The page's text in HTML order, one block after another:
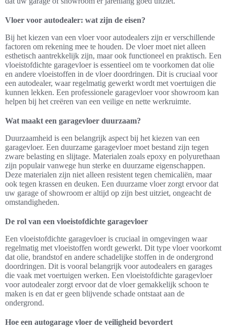
Vloer voor autodealer: wat zijn de eisen?
Bij het kiezen van een vloer voor autodealers zijn er verschillende
factoren om rekening mee te houden. De vloer moet niet alleen
esthetisch aantrekkelijk zijn, maar ook functioneel en praktisch. Een
vloeistofdichte garagevloer is essentieel om te voorkomen dat olie
en andere vloeistoffen in de vloer doordringen. Dit is cruciaal voor
een autodealer, waar regelmatig gewerkt wordt met voertuigen die
kunnen lekken. Een professionele garagevloer voor showroom kan
helpen bij het creëren van een veilige en nette werkruimte.
Wat maakt een garagevloer duurzaam?
Duurzaamheid is een belangrijk aspect bij het kiezen van een
garagevloer. Een duurzame garagevloer moet bestand zijn tegen
zware belasting en slijtage. Materialen zoals epoxy en polyurethaan
zijn populair vanwege hun sterke en duurzame eigenschappen.
Deze materialen zijn niet alleen resistent tegen chemicaliën, maar
ook tegen krassen en deuken. Een duurzame vloer zorgt ervoor dat
uw garage of showroom er altijd op zijn best uitziet, ongeacht de
omstandigheden.
De rol van een vloeistofdichte garagevloer
Een vloeistofdichte garagevloer is cruciaal in omgevingen waar
regelmatig met vloeistoffen wordt gewerkt. Dit type vloer voorkomt
dat olie, brandstof en andere schadelijke stoffen in de ondergrond
doordringen. Dit is vooral belangrijk voor autodealers en garages
die vaak met voertuigen werken. Een vloeistofdichte garagevloer
voor autodealer zorgt ervoor dat de vloer gemakkelijk schoon te
maken is en dat er geen blijvende schade ontstaat aan de
ondergrond.
Hoe een autogarage vloer de veiligheid bevordert